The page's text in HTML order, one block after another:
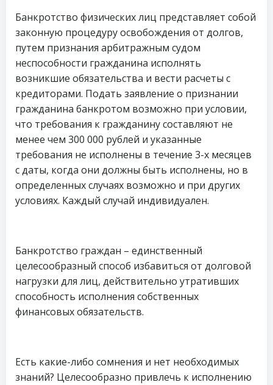
Банкротство физических лиц представляет собой
законную процедуру освобождения от долгов,
путем признания арбитражным судом
неспособности гражданина исполнять
возникшие обязательства и вести расчеты с
кредиторами. Подать заявление о признании
гражданина банкротом возможно при условии,
что требования к гражданину составляют не
менее чем 300 000 рублей и указанные
требования не исполнены в течение 3-х месяцев
с даты, когда они должны быть исполнены, но в
определенных случаях возможно и при других
условиях. Каждый случай индивидуален.
Банкротство граждан – единственный
целесообразный способ избавиться от долговой
нагрузки для лиц, действительно утративших
способность исполнения собственных
финансовых обязательств.
Есть какие-либо сомнения и нет необходимых
знаний? Целесообразно привлечь к исполнению